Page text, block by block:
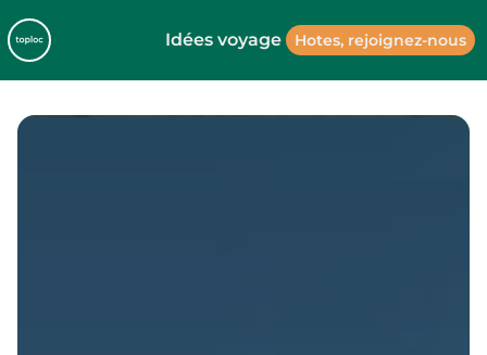
Idées voyage Hotes, rejoignez-nous